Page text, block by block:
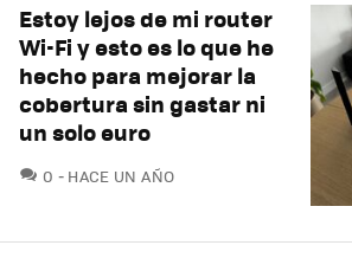
Estoy lejos de mi router
Wi-Fi y esto es lo que he
hecho para mejorar la
cobertura sin gastar ni
un solo euro
0 COMENTARIOS
HACE UN AÑO